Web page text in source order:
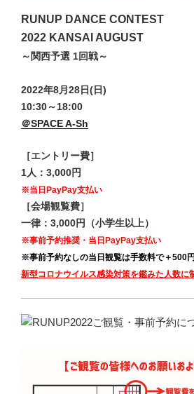
RUNUP DANCE CONTEST
2022 KANSAI AUGUST
～関西予選 1回戦～
2022年8月28日(日)
10:30～18:00
＠SPACE A-Sh
［エントリー費］
1人：3,000円
※当日PayPay支払い
［会場観覧費］
一律：3,000円（小学生以上）
※事前予約推奨・当日PayPay支払い
※事前予約なしの当日観覧は手数料で＋500円
新型コロナウイルス感染対策を鑑みた人数に